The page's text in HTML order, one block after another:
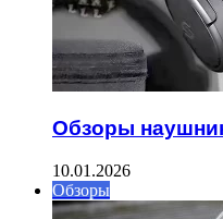
Обзоры
10.01.2026
Обзоры